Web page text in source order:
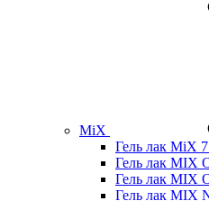
MiX
Гель лак MiX
Гель лак MIX
Гель лак MIX
Гель лак MIX